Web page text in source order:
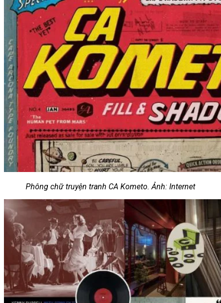
Phông chữ truyện tranh CA Kometo. Ảnh: Internet